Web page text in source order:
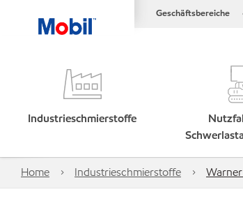
Geschäftsbereiche
Industrieschmierstoffe
Home Industrieschmierstoffe